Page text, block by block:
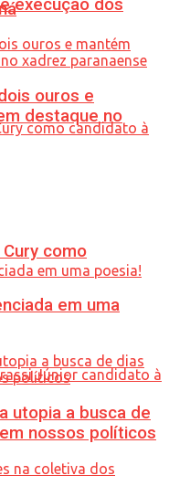
execução dos
como
ouros e
destaque no
em uma
utopia a busca de
nossos políticos